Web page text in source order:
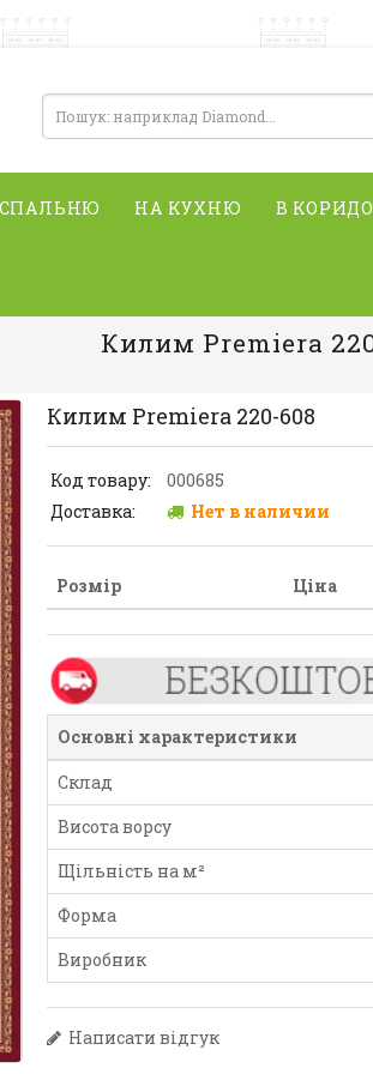
НА КУХНЮ В
Килим Premiera
Килим Premiera 220-608
Код товару:
000685
Доставка:
Нет в наличии
Розмір Ціна
Основні характеристики
Склад
Висота ворсу
Щільність на м²
Форма
Виробник
Написати відгук